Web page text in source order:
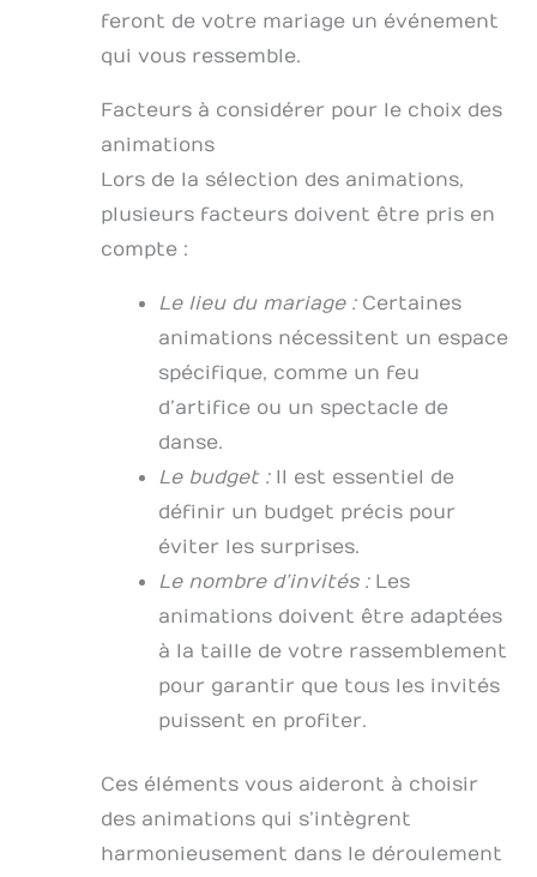
feront de votre mariage un événement
qui vous ressemble.
Facteurs à considérer pour le choix des
animations
Lors de la sélection des animations,
plusieurs facteurs doivent être pris en
compte :
Le lieu du mariage :Certaines
animations nécessitent un espace
spécifique, comme un feu
d’artifice ou un spectacle de
danse.
Le budget :Il est essentiel de
définir un budget précis pour
éviter les surprises.
Le nombre d’invités :Les
animations doivent être adaptées
à la taille de votre rassemblement
pour garantir que tous les invités
puissent en profiter.
Ces éléments vous aideront à choisir
des animations qui s’intègrent
harmonieusement dans le déroulement